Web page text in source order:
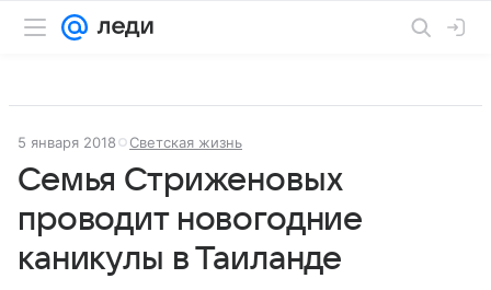
5 января 2018 Светская жизнь
Семья Стриженовых
проводит новогодние
каникулы в Таиланде